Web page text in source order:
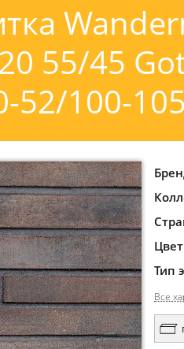
55/45
52/100-
Тип
Все